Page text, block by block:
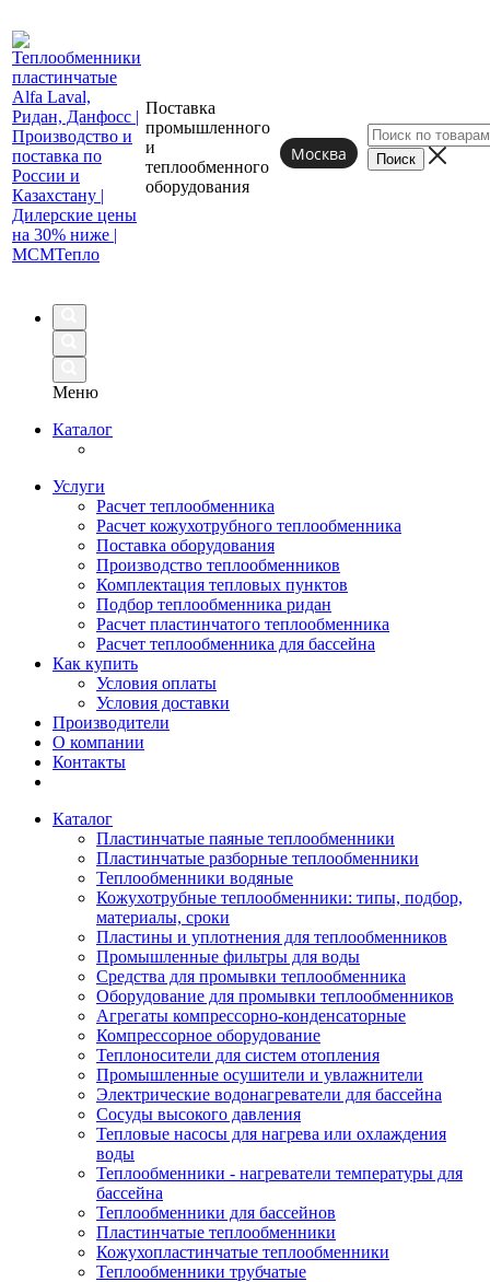
Поставка
промышленного
и
теплообменного
оборудования
Москва
Меню
Каталог
Услуги
Расчет теплообменника
Расчет кожухотрубного теплообменника
Поставка оборудования
Производство теплообменников
Комплектация тепловых пунктов
Подбор теплообменника ридан
Расчет пластинчатого теплообменника
Расчет теплообменника для бассейна
Как купить
Условия оплаты
Условия доставки
Производители
О компании
Контакты
Каталог
Пластинчатые паяные теплообменники
Пластинчатые разборные теплообменники
Теплообменники водяные
Кожухотрубные теплообменники: типы, подбор,
материалы, сроки
Пластины и уплотнения для теплообменников
Промышленные фильтры для воды
Средства для промывки теплообменника
Оборудование для промывки теплообменников
Агрегаты компрессорно-конденсаторные
Компрессорное оборудование
Теплоносители для систем отопления
Промышленные осушители и увлажнители
Электрические водонагреватели для бассейна
Сосуды высокого давления
Тепловые насосы для нагрева или охлаждения
воды
Теплообменники - нагреватели температуры для
бассейна
Теплообменники для бассейнов
Пластинчатые теплообменники
Кожухопластинчатые теплообменники
Теплообменники трубчатые